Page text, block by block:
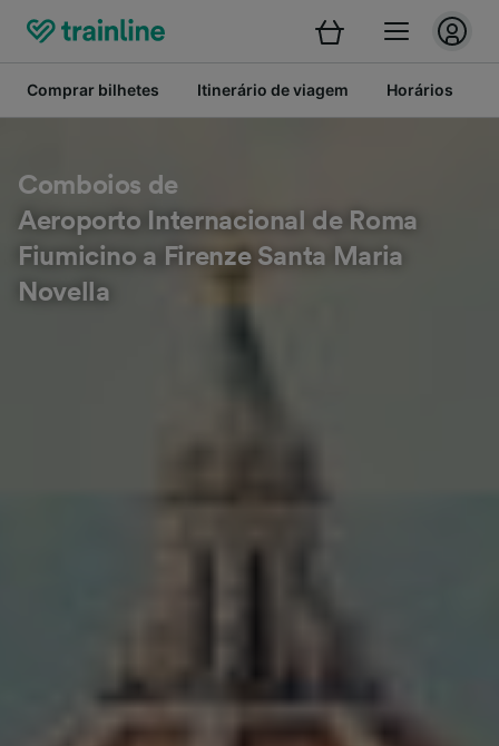
Comprar bilhetes Itinerário de viagem Horários
Comboios de
Aeroporto Internacional de Roma
Fiumicino a Firenze Santa Maria
Novella